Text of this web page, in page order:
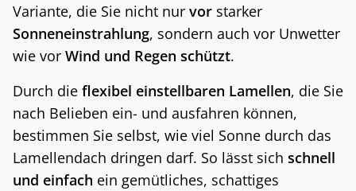
Variante, die Sie nicht nur vor starker
Sonneneinstrahlung, sondern auch vor Unwetter
wie vor Wind und Regen schützt.
Durch die flexibel einstellbaren Lamellen, die Sie
nach Belieben ein- und ausfahren können,
bestimmen Sie selbst, wie viel Sonne durch das
Lamellendach dringen darf. So lässt sich schnell
und einfach ein gemütliches, schattiges